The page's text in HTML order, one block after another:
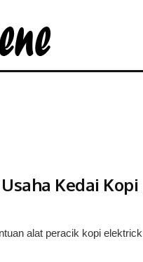
Kedai
alat peracik kopi